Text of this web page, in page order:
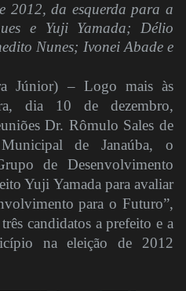
2012, da esquerda para a
e Yuji Yamada; Délio
Nunes; Ivonei Abade e
Júnior) – Logo mais às
dia 10 de dezembro,
Dr. Rômulo Sales de
de Janaúba, o
de Desenvolvimento
Yuji Yamada para avaliar
para o Futuro”,
candidatos a prefeito e a
na eleição de 2012